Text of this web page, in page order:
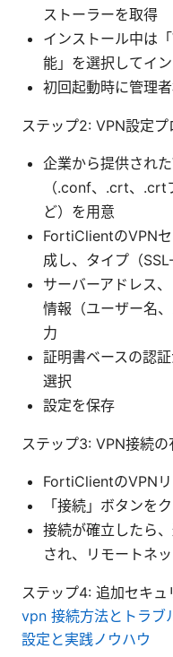
ストーラーを取得
インストール中は
能」を選択してイ
初回起動時に管理
ステップ2: VPN設定
企業から提供され
（.conf、.crt、.crt
ど）を用意
FortiClientのVPN
成し、タイプ（
サーバーアドレス
情報（ユーザー名
力
証明書ベースの認
選択
設定を保存
ステップ3: VPN接続
FortiClientのVPN
「接続」ボタンを
接続が確立したら
され、リモートネ
ステップ4: 追加セキュ
vpn 接続方法とトラブ
設定と実践ノウハウ